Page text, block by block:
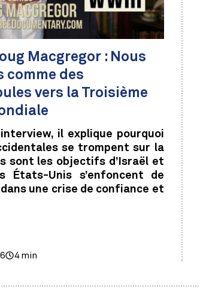
Macgregor : Nous
comme des
vers la Troisième
il explique pourquoi
se trompent sur la
sont les objectifs d’Israël et
États-Unis s’enfoncent de
une crise de confiance et
4 min